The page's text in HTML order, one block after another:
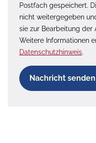
Postfach gespeichert.
nicht weitergegeben
sie zur Bearbeitung der
Weitere Informationen
Datenschutzhinweis.
Nachricht senden